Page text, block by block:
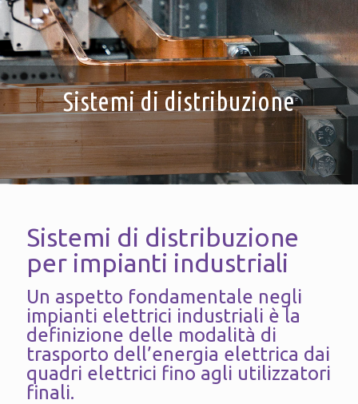
Sistemi di distribuzione
Sistemi di distribuzione
per impianti industriali
Un aspetto fondamentale negli
impianti elettrici industriali è la
definizione delle modalità di
trasporto dell’energia elettrica dai
quadri elettrici fino agli utilizzatori
finali.